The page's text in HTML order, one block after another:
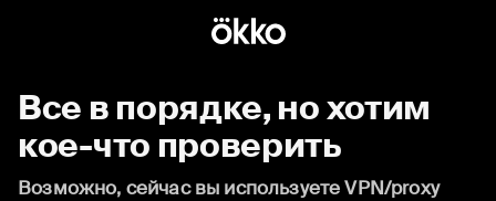
Все в порядке, но хотим
кое-что проверить
Возможно, сейчас вы используете VPN/proxy